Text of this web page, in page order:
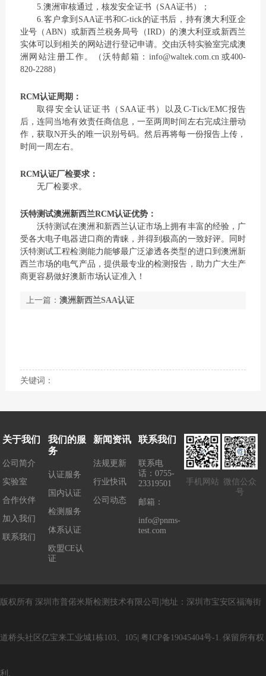
5.澳洲审核通过，核发安全证书（SAA证书）；
6.客户拿到SAA证书和C-tick的证书后，持有澳大利亚企
业号（ABN）或新西兰税务局号（IRD）的澳大利亚或新西兰
实体可以到相关的网站进行登记申请。交由沃特实验室完成澳
洲网站注册工作。（沃特邮箱：info@waltek.com.cn 或400-
820-2288）
RCM认证周期：
取得安全认证证书（SAA证书）以及C-Tick/EMC报告
后，连同当地有效责任商信息，一至两周时间左右完成注册动
作，获取N开头的唯一识别号码。然后再将每一份报告上传，
时间一周左右。
RCM认证厂检要求：
无厂检要求。
沃特测试澳洲新西兰RCM认证优势：
沃特测试在澳洲和新西兰认证市场上拥有丰富的经验，广
受各大电子电器进口商的青睐，并得到极高的一致好评。同时
沃特测试工程检测能力能够最广泛渗透各类型的进口到澳洲新
西兰市场的电气产品，提供最专业的检测报告，助力广大生产
商更容易做好澳新市场认证准入！
上一篇： 澳洲新西兰SAA认证
关键词：
关于我们
公司简介
实验室
合作伙伴
加入我们
联系我们
我们的服
务
认证服务
国内认证
检测服务
体系认证
欧盟CE认
证
新闻资讯
法规更新
行业快讯
公司动态
联系我们
联系电
话：0755-
23319501
邮箱：
info@pnms-
test.com
手机网站 微信公众
号
版权所有 深圳市普偌米斯检测技术有限公司 地址： 深圳市宝安区福海街
道桥头社区亿宝来工业城1栋103、105 粤 ICP备 19045404号-1. 保留所有权
利 .